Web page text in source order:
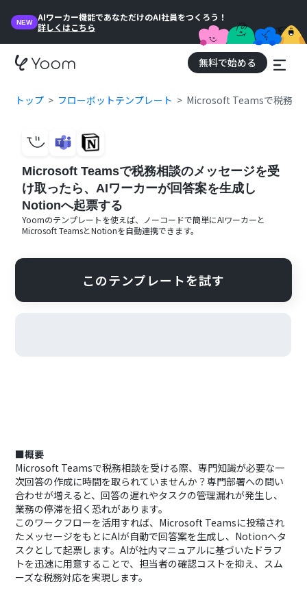
NEW
AIワーカー機能であなただけのAI社員をつくろう！
詳しくはこちら
無料で始める
トップ フローボットテンプレート Microsoft Teamsで税務相
Microsoft Teamsで税務相談のメッセージを受
け取ったら、AIワーカーが回答案を生成し
Notionへ起票する
Yoomのテンプレートを使えば、ノーコードで簡単にAIワーカーと
Microsoft TeamsとNotionを自動連携できます。
このテンプレートを試す
■概要
Microsoft Teamsで税務相談を受ける際、専門知識が必要な一
次回答の作成に時間を取られていませんか？専門部署への問い
合わせが増えると、回答の遅れやタスクの管理漏れが発生し、
業務の停滞を招く恐れがあります。
このワークフローを活用すれば、Microsoft Teamsに投稿され
たメッセージをもとにAIが自動で回答案を生成し、Notionへタ
スクとして起票します。AIが社内マニュアルに基づいたドラフ
トを迅速に用意することで、担当者の確認コストを抑え、スム
ーズな税務対応を実現します。